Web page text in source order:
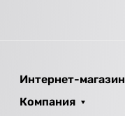
Интернет-магазин
Компания